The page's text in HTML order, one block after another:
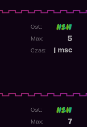
Ost:
5
Max:
msc
Czas:
Ost:
7
Max: